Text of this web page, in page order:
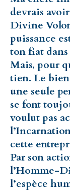
devrais
Divine
puissance
ton fiat dans
Mais, pour
tien. Le
une seule
se font
voulut pas
cette
Par son
l’Homme-
l’espèce